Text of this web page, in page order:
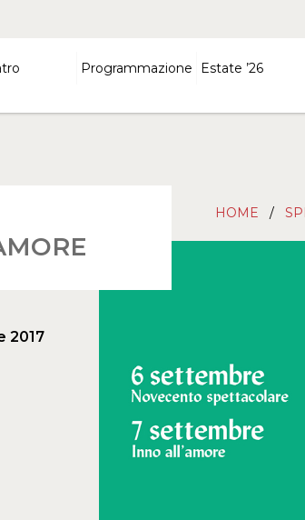
Programmazione Estate ’26
2017
HOME /